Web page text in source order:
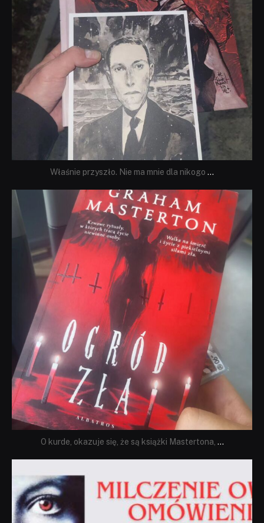
Właśnie przyszło. Nie ma mnie dla nikogo ...
dobryhorror
Sie 23
O kurde, okazuje się, że są książki Mastertona, ...